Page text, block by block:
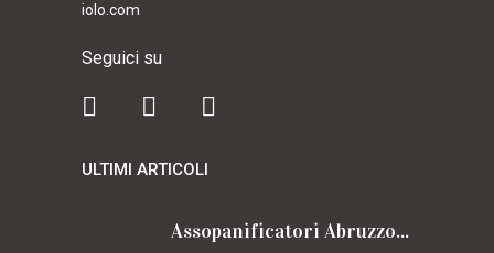
iolo.com
Seguici su
ULTIMI ARTICOLI
Assopanificatori Abruzzo e Molise insieme per il Cammino